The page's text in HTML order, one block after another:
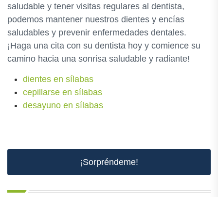
saludable y tener visitas regulares al dentista,
podemos mantener nuestros dientes y encías
saludables y prevenir enfermedades dentales.
¡Haga una cita con su dentista hoy y comience su
camino hacia una sonrisa saludable y radiante!
dientes en sílabas
cepillarse en sílabas
desayuno en sílabas
¡Sorpréndeme!